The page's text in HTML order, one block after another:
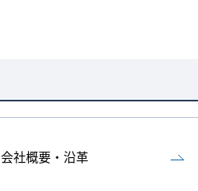
会社概要・沿革